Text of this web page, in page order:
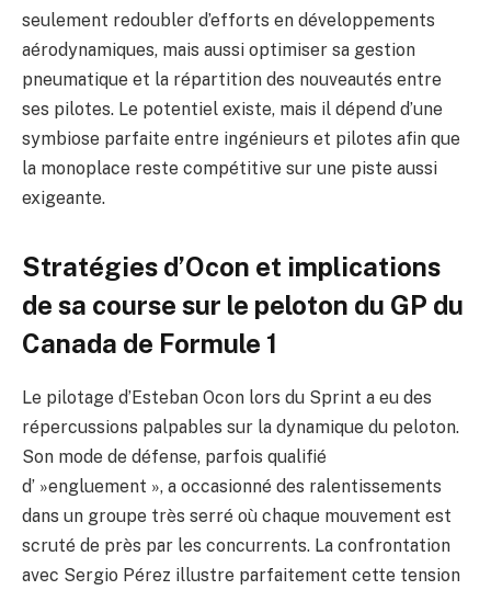
seulement redoubler d’efforts en développements
aérodynamiques, mais aussi optimiser sa gestion
pneumatique et la répartition des nouveautés entre
ses pilotes. Le potentiel existe, mais il dépend d’une
symbiose parfaite entre ingénieurs et pilotes afin que
la monoplace reste compétitive sur une piste aussi
exigeante.
Stratégies d’Ocon et implications
de sa course sur le peloton du GP du
Canada de Formule 1
Le pilotage d’Esteban Ocon lors du Sprint a eu des
répercussions palpables sur la dynamique du peloton.
Son mode de défense, parfois qualifié
d’ »engluement », a occasionné des ralentissements
dans un groupe très serré où chaque mouvement est
scruté de près par les concurrents. La confrontation
avec Sergio Pérez illustre parfaitement cette tension